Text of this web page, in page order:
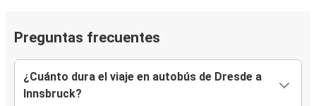
Preguntas frecuentes
¿Cuánto dura el viaje en autobús de Dresde a
Innsbruck?